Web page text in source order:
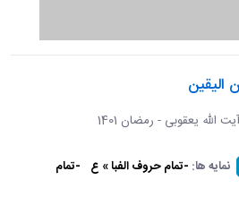
الیقین
الله یعقوبی - رمضان 1401
نمایه ها: -تمام حروف الفبا » ع -تمام